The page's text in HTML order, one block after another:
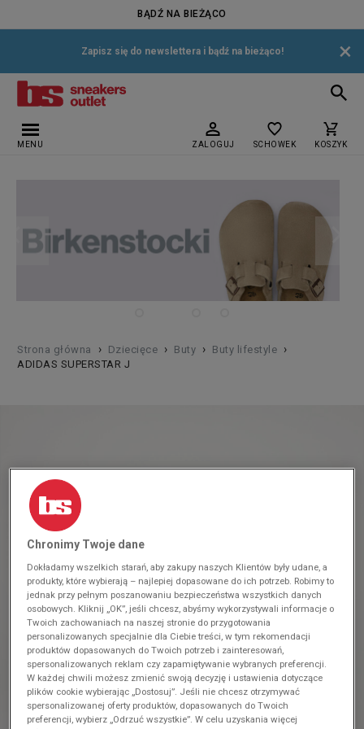
BĄDŹ NA BIEŻĄCO
Zapisz się do newslettera i bądź na bieżąco! ×
MENU ZALOGUJ SCHOWEK KOSZYK
Strona główna › Dziecięce › Buty › Buty lifestyle ›
ADIDAS SUPERSTAR J
Chronimy Twoje dane
Dokładamy wszelkich starań, aby zakupy naszych Klientów były udane, a
produkty, które wybierają – najlepiej dopasowane do ich potrzeb. Robimy to
jednak przy pełnym poszanowaniu bezpieczeństwa wszystkich danych
osobowych. Kliknij „OK”, jeśli chcesz, abyśmy wykorzystywali informacje o
Twoich zachowaniach na naszej stronie do przygotowania
personalizowanych specjalnie dla Ciebie treści, w tym rekomendacji
produktów dopasowanych do Twoich potrzeb i zainteresowań,
spersonalizowanych reklam czy zapamiętywanie wybranych preferencji.
W każdej chwili możesz zmienić swoją decyzję i ustawienia dotyczące
plików cookie wybierając „Dostosuj”. Jeśli nie chcesz otrzymywać
spersonalizowanej oferty produktów, dopasowanych do Twoich
preferencji, wybierz „Odrzuć wszystkie”. W celu uzyskania więcej